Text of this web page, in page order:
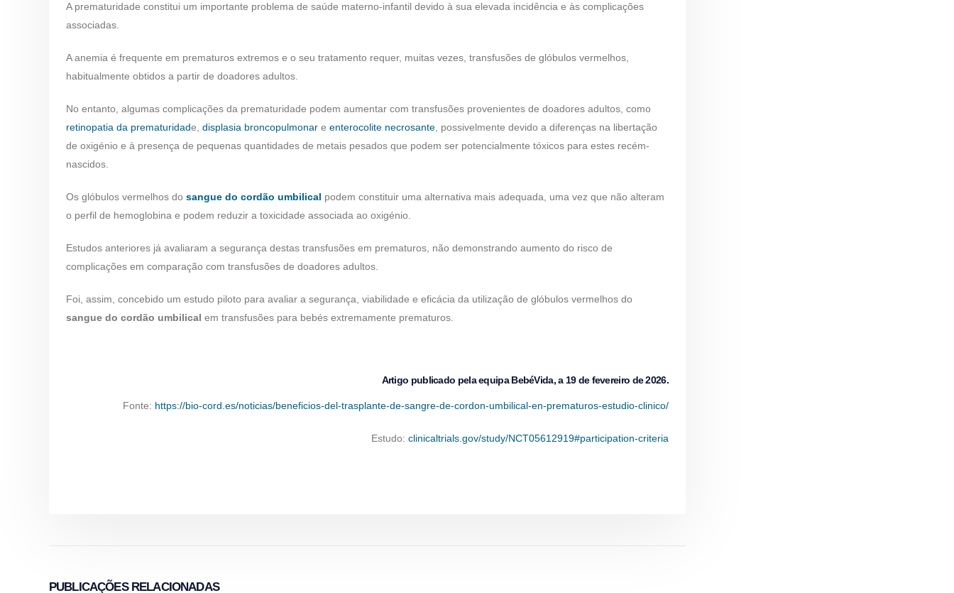
A prematuridade constitui um importante problema de saúde materno-infantil devido à sua elevada incidência e às complicações
associadas.
A anemia é frequente em prematuros extremos e o seu tratamento requer, muitas vezes, transfusões de glóbulos vermelhos,
habitualmente obtidos a partir de doadores adultos.
No entanto, algumas complicações da prematuridade podem aumentar com transfusões provenientes de doadores adultos, como
retinopatia da prematuridade, displasia broncopulmonar e enterocolite necrosante , possivelmente devido a diferenças na libertação
de oxigénio e à presença de pequenas quantidades de metais pesados que podem ser potencialmente tóxicos para estes recém-
nascidos.
Os glóbulos vermelhos do sangue do cordão umbilical podem constituir uma alternativa mais adequada, uma vez que não alteram
o perfil de hemoglobina e podem reduzir a toxicidade associada ao oxigénio.
Estudos anteriores já avaliaram a segurança destas transfusões em prematuros, não demonstrando aumento do risco de
complicações em comparação com transfusões de doadores adultos.
Foi, assim, concebido um estudo piloto para avaliar a segurança, viabilidade e eficácia da utilização de glóbulos vermelhos do
sangue do cordão umbilical em transfusões para bebés extremamente prematuros.
Artigo publicado pela equipa BebéVida, a 19 de fevereiro de 2026.
Fonte: https://bio-cord.es/noticias/beneficios-del-trasplante-de-sangre-de-cordon-umbilical-en-prematuros-estudio-clinico/
Estudo: clinicaltrials.gov/study/NCT05612919#participation-criteria
PUBLICAÇÕESRELACIONADAS